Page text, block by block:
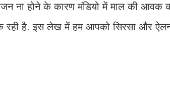
ना होने के कारण मंडियो में माल की आवक
है. इस लेख में हम आपको सिरसा और